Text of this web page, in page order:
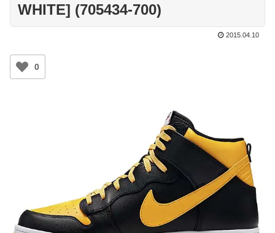
WHITE] (705434-700)
2015.04.10
0